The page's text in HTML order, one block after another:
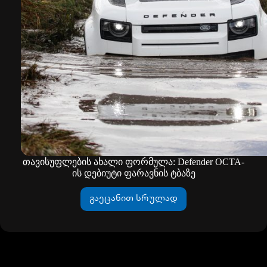
თავისუფლების ახალი ფორმულა: Defender OCTA-
ის დებიუტი ფარავნის ტბაზე
გაეცანით სრულად
თავისუფლების